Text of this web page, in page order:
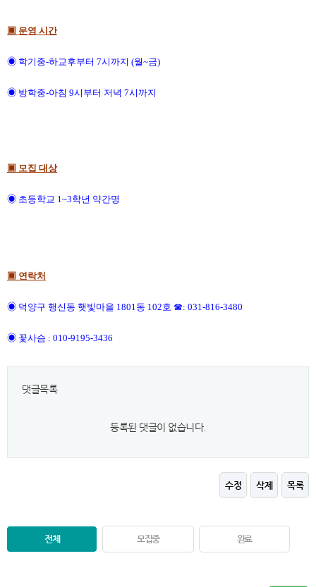
▣ 운영 시간
◉ 학기중-하교후부터 7시까지 (월~금)
◉ 방학중-아침 9시부터 저녁 7시까지
▣ 모집 대상
◉ 초등학교 1~3학년 약간명
▣ 연락처
◉ 덕양구 행신동 햇빛마을 1801동 102호 ☎: 031-816-3480
◉ 꽃사슴 : 010-9195-3436
댓글목록
등록된 댓글이 없습니다.
수정 삭제 목록
전체 모집중 완료